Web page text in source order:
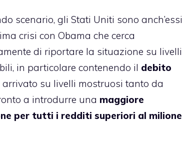
scenario, gli Stati Uniti sono anch’essi
crisi con Obama che cerca
di riportare la situazione su livelli
in particolare contenendo il debito
arrivato su livelli mostruosi tanto da
a introdurre una maggiore
per tutti i redditi superiori al milione